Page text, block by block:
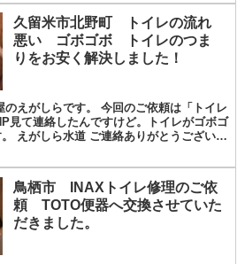
久留米市北野町 トイレの流れ
悪い ゴボゴボ トイレのつま
りをお安く解決しました！
のえがしらです。 今回のご依頼は「トイレ
見て連絡したんですけど。トイレがゴボゴ
えがしら水道 ご連絡ありがとうございま
鳥栖市 INAXトイレ修理のご依
頼 TOTO便器へ交換させていた
だきました。